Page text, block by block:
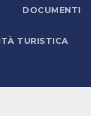
DOCUMENTI
TURISTICA